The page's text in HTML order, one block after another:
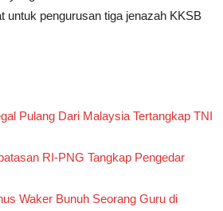
untuk pengurusan tiga jenazah KKSB
Pulang Dari Malaysia Tertangkap TNI
RI-PNG Tangkap Pengedar
Waker Bunuh Seorang Guru di